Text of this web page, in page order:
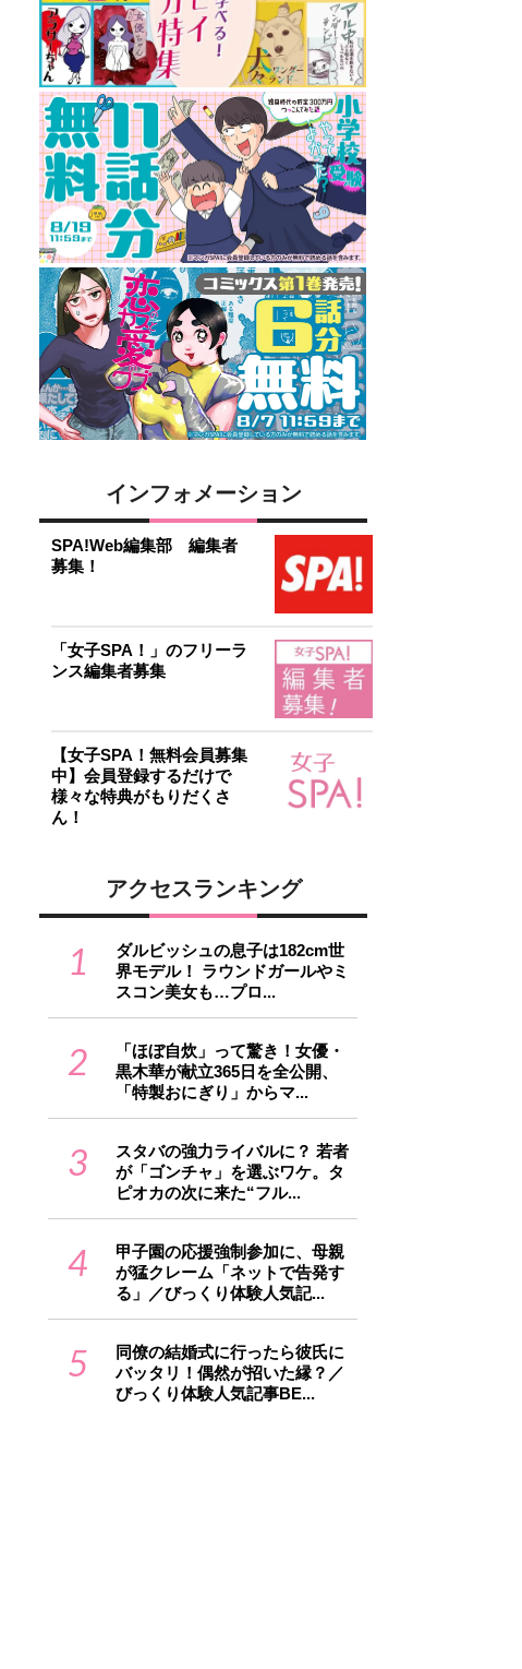
インフォメーション
SPA!Web編集部 編集者
募集！
「女子SPA！」のフリーラ
ンス編集者募集
【女子SPA！無料会員募集
中】会員登録するだけで
様々な特典がもりだくさ
ん！
アクセスランキング
1
ダルビッシュの息子は182cm世
界モデル！ ラウンドガールやミ
スコン美女も…プロ...
2
「ほぼ自炊」って驚き！女優・
黒木華が献立365日を全公開、
「特製おにぎり」からマ...
3
スタバの強力ライバルに？ 若者
が「ゴンチャ」を選ぶワケ。タ
ピオカの次に来た“フル...
4
甲子園の応援強制参加に、母親
が猛クレーム「ネットで告発す
る」／びっくり体験人気記...
5
同僚の結婚式に行ったら彼氏に
バッタリ！偶然が招いた縁？／
びっくり体験人気記事BE...